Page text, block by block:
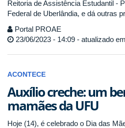
Reitoria de Assistência Estudantil -
Federal de Uberlândia, e dá outras
Portal PROAE
23/06/2023 - 14:09 - atualizado
ACONTECE
Auxílio creche: um
mamães da UFU
Hoje (14), é celebrado o Dia das